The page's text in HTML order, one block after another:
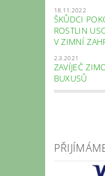
18.11.2022
ŠKŮDCI
ROSTLIN
V ZIMNÍ
2.3.2021
ZAVÍJEČ
BUXUSŮ